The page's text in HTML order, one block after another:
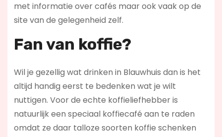
met informatie over cafés maar ook vaak op de
site van de gelegenheid zelf.
Fan van koffie?
Wil je gezellig wat drinken in Blauwhuis dan is het
altijd handig eerst te bedenken wat je wilt
nuttigen. Voor de echte koffieliefhebber is
natuurlijk een speciaal koffiecafé aan te raden
omdat ze daar talloze soorten koffie schenken